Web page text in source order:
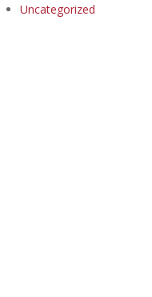
Uncategorized